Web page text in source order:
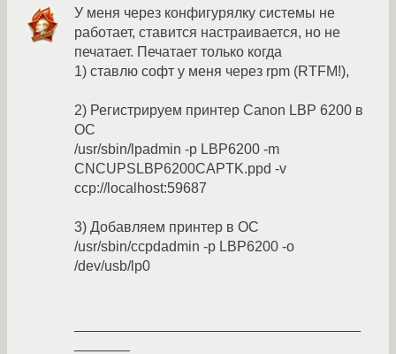
У меня через конфигурялку системы не
работает, ставится настраивается, но не
печатает. Печатает только когда
1) ставлю софт у меня через rpm (RTFM!),
2) Регистрируем принтер Canon LBP 6200 в
ОС
/usr/sbin/lpadmin -p LBP6200 -m
CNCUPSLBP6200CAPTK.ppd -v
ccp://localhost:59687
3) Добавляем принтер в ОС
/usr/sbin/ccpdadmin -p LBP6200 -o
/dev/usb/lp0